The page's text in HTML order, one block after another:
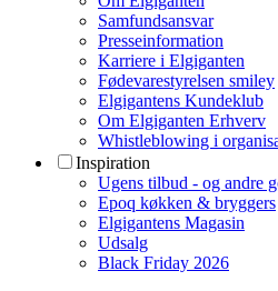
Samfundsansvar
Presseinformation
Karriere i Elgiganten
Fødevarestyrelsen smiley
Elgigantens Kundeklub
Om Elgiganten Erhverv
Whistleblowing i
Inspiration
Ugens tilbud - og andre
Epoq køkken & bryggers
Elgigantens Magasin
Udsalg
Black Friday 2026